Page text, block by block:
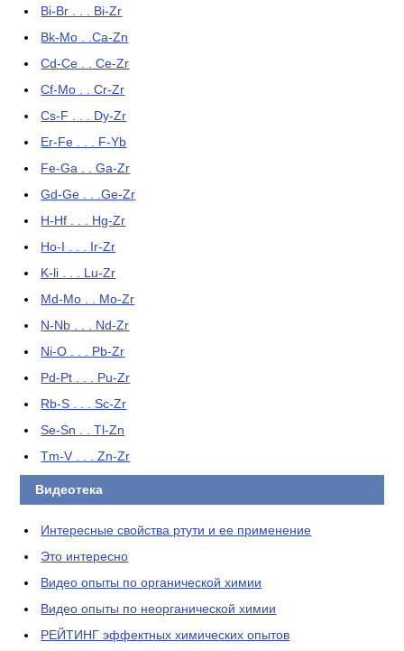
Bi-Br . . . Bi-Zr
Bk-Mo . .Ca-Zn
Cd-Ce . . Ce-Zr
Cf-Mo . . Cr-Zr
Cs-F . . . Dy-Zr
Er-Fe . . . F-Yb
Fe-Ga . . Ga-Zr
Gd-Ge . . .Ge-Zr
H-Hf . . . Hg-Zr
Ho-I . . . Ir-Zr
K-li . . . Lu-Zr
Md-Mo . . Mo-Zr
N-Nb . . . Nd-Zr
Ni-O . . . Pb-Zr
Pd-Pt . . . Pu-Zr
Rb-S . . . Sc-Zr
Se-Sn . . Tl-Zn
Tm-V . . . Zn-Zr
Видеотека
Интересные свойства ртути и ее применение
Это интересно
Видео опыты по органической химии
Видео опыты по неорганической химии
РЕЙТИНГ эффектных химических опытов